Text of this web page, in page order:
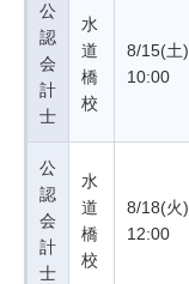
公
認
会
計
士
水
道
橋
校
8/15(土)
10:00
公
認
会
計
士
水
道
橋
校
8/18(火)
12:00